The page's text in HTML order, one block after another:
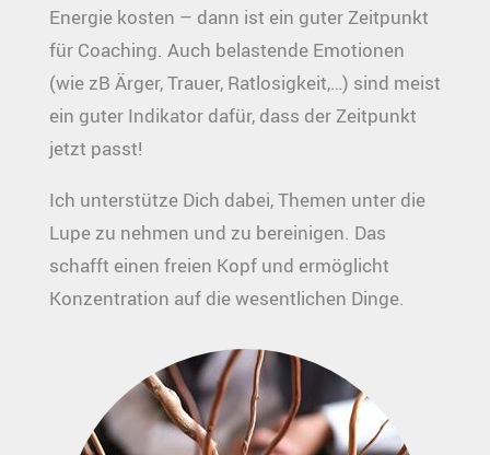
Energie kosten – dann ist ein guter Zeitpunkt
für Coaching. Auch belastende Emotionen
(wie zB Ärger, Trauer, Ratlosigkeit,…) sind meist
ein guter Indikator dafür, dass der Zeitpunkt
jetzt passt!
Ich unterstütze Dich dabei, Themen unter die
Lupe zu nehmen und zu bereinigen. Das
schafft einen freien Kopf und ermöglicht
Konzentration auf die wesentlichen Dinge.